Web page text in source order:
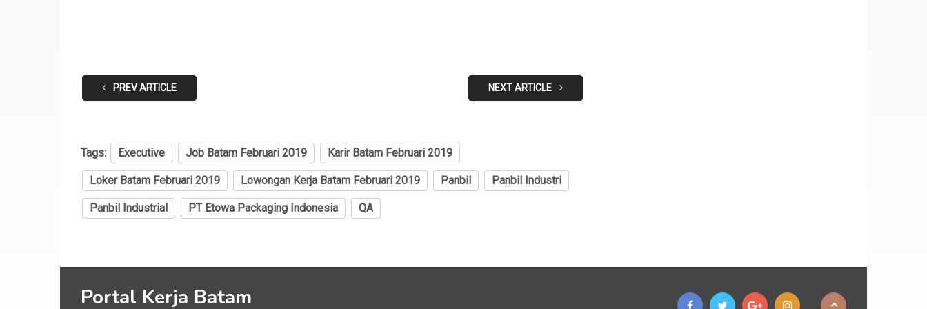
PREV ARTICLE NEXT ARTICLE
Tags: Executive Job Batam Februari 2019 Karir Batam Februari 2019
Loker Batam Februari 2019 Lowongan Kerja Batam Februari 2019 Panbil Panbil Industri
Panbil Industrial PT Etowa Packaging Indonesia QA
Portal Kerja Batam